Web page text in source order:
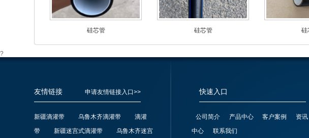
硅芯管 硅芯管 硅
?
友情链接 申请友情链接入口>>
新疆滴灌带 乌鲁木齐滴灌带
滴灌
带
新疆迷宫式滴灌带 乌鲁木齐迷宫
快速入口
公司简介 产品中心 客户案例
资讯
中心
联系我们